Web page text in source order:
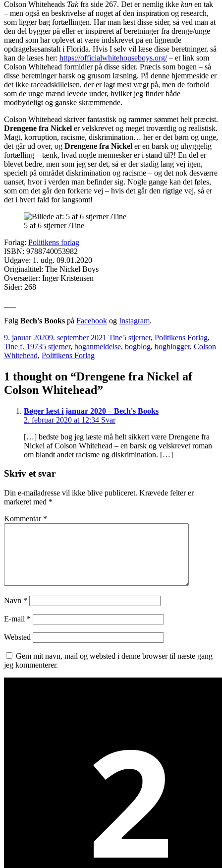
Colson Whiteheads Takfra side 267. Det er nemlig ikke kun en tak
– men også en beskrivelse af noget af den inspiration og research,
som ligger bag fortællingen. Har man læst disse sider, så ved man at
den del bygger på eller er inspireret af beretninger fra drenge/unge
mænd som har oplevet at være indskrevet på en lignende
opdragelsesanstalt i Florida. Hvis I selv vil læse disse beretninger, så
kan de læses her: https://officialwhitehouseboys.org/– et link som
Colson Whitehead formidler på disse sider. Præcis som bogen – så
disse beretninger barsk og grusom læsning. På denne hjemmeside er
det ikke raceadskillelsen, der er lagt mest vægt på, men de forhold
som de unge mænd levede under, hvilket jeg finder både
modbydeligt og ganske skræmmende.
Colson Whitehead skriver fantastisk og rammer sømmet helt præcist.
Drengene fra Nickel er velskrevet og meget troværdig og realistisk.
Magt, korruption, racisme, diskrimination… her er det børn og unge,
det går ud over, og Drengene fra Nickel er en barsk og uhyggelig
fortælling – tænk, hvad nogle mennesker er i stand til?! En del er
blevet bedre, men som jeg ser det, så er der stadig lang vej igen,
specielt på området diskrimination og racisme – og det nok desværre
uanset, hvor i verden man befinder sig. Nogle gange kan det føles,
som om det går den forkerte vej – hvis det går den rigtige vej, så er
det i hvert fald for langsomt!
5 af 6 stjerner /Tine
Forlag: Politikens forlag
ISBN: 9788740053982
Udgave: 1. udg. 09.01.2020
Originaltitel: The Nickel Boys
Oversætter: Inger Kristensen
Sider: 268
Følg Bech’s Books på Facebook og Instagram.
9. januar 20209. september 2021 Tine5 stjerner, Politikens Forlag,
Tine f. 19735 stjerner, boganmeldelse, bogblog, bogblogger, Colson
Whitehead, Politikens Forlag
1 thought on “Drengene fra Nickel af
Colson Whitehead”
Bøger læst i januar 2020 – Bech's Books
2. februar 2020 at 12:34 Svar
[…] bedste bog jeg læste må helt sikkert være Drengene fra
Nickel af Colson Whitehead – en barsk og velskrevet roman
om blandt andet racisme og diskrimination. […]
Skriv et svar
Din e-mailadresse vil ikke blive publiceret. Krævede felter er
markeret med *
Kommentar *
Navn *
E-mail *
Websted
Gem mit navn, mail og websted i denne browser til næste gang
jeg kommenterer.